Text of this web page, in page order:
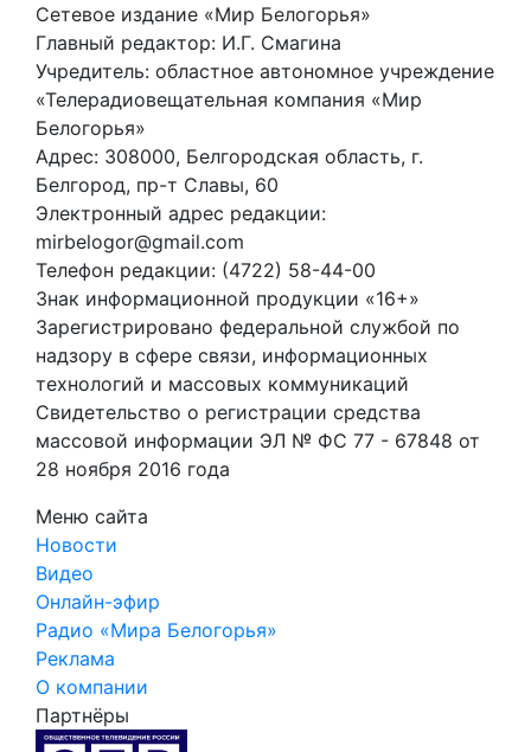
Сетевое издание «Мир Белогорья»
Главный редактор: И.Г. Смагина
Учредитель: областное автономное учреждение
«Телерадиовещательная компания «Мир
Белогорья»
Адрес: 308000, Белгородская область, г.
Белгород, пр-т Славы, 60
Электронный адрес редакции:
mirbelogor@gmail.com
Телефон редакции: (4722) 58-44-00
Знак информационной продукции «16+»
Зарегистрировано федеральной службой по
надзору в сфере связи, информационных
технологий и массовых коммуникаций
Свидетельство о регистрации средства
массовой информации ЭЛ № ФС 77 - 67848 от
28 ноября 2016 года
Меню сайта
Новости
Видео
Онлайн-эфир
Радио «Мира Белогорья»
Реклама
О компании
Партнёры